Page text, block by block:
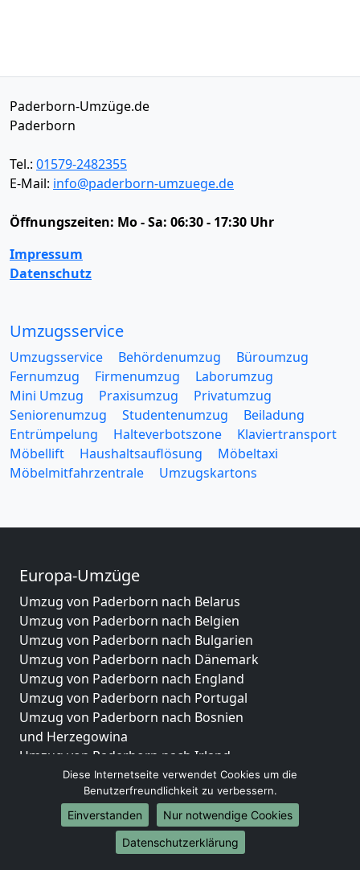
Paderborn-Umzüge.de
Paderborn
Tel.: 01579-2482355
E-Mail: info@paderborn-umzuege.de
Öffnungszeiten: Mo - Sa: 06:30 - 17:30 Uhr
Impressum
Datenschutz
Umzugsservice
Umzugsservice Behördenumzug
Büroumzug
Fernumzug
Firmenumzug
Laborumzug
Mini Umzug
Praxisumzug
Privatumzug
Seniorenumzug
Studentenumzug
Beiladung
Entrümpelung
Halteverbotszone
Klaviertransport
Möbellift
Haushaltsauflösung
Möbeltaxi
Möbelmitfahrzentrale
Umzugskartons
Europa-Umzüge
Umzug von Paderborn nach Belarus
Umzug von Paderborn nach Belgien
Umzug von Paderborn nach Bulgarien
Umzug von Paderborn nach Dänemark
Umzug von Paderborn nach England
Umzug von Paderborn nach Portugal
Umzug von Paderborn nach Bosnien
und Herzegowina
Umzug von Paderborn nach Irland
Umzug von Paderborn nach Lettland
Umzug von Paderborn nach Zypern
Umzug von Paderborn nach Kroatien
Umzug von Paderborn nach Estland
Umzug von Paderborn nach Finnland
Diese Internetseite verwendet Cookies um die
Benutzerfreundlichkeit zu verbessern.
Einverstanden
Nur notwendige Cookies
Datenschutzerklärung